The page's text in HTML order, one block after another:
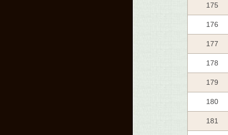
175
176
177
178
179
180
181